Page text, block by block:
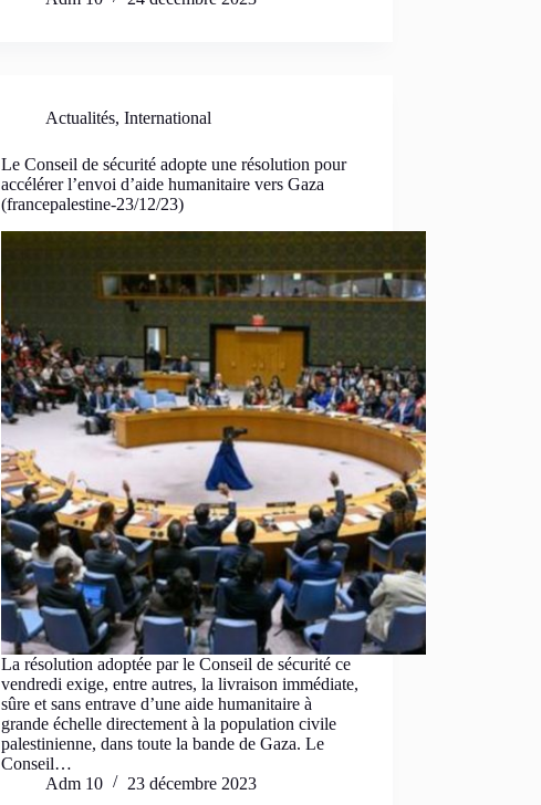
Actualités,International
Le Conseil de sécurité adopte une résolution pour
accélérer l’envoi d’aide humanitaire vers Gaza
(francepalestine-23/12/23)
La résolution adoptée par le Conseil de sécurité ce
vendredi exige, entre autres, la livraison immédiate,
sûre et sans entrave d’une aide humanitaire à
grande échelle directement à la population civile
palestinienne, dans toute la bande de Gaza. Le
Conseil…
Adm 10
23 décembre 2023